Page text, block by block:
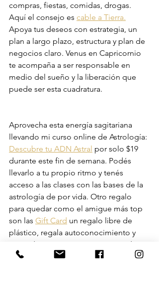
compras, fiestas, comidas, drogas.
Aquí el consejo es cable a Tierra.
Apoya tus deseos con estrategia, un
plan a largo plazo, estructura y plan de
negocios claro. Venus en Capricornio
te acompaña a ser responsable en
medio del sueño y la liberación que
puede ser esta cuadratura.
Aprovecha esta energía sagitariana
llevando mi curso online de Astrología:
Descubre tu ADN Astral por solo $19
durante este fin de semana. Podés
llevarlo a tu propio ritmo y tenés
acceso a las clases con las bases de la
astrología de por vida. Otro regalo
para quedar como el amigue más top
son las Gift Card un regalo libre de
plástico, regala autoconocimiento y
empoderamiento a tus seres amados.